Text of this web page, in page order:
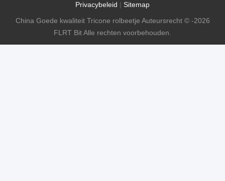
Privacybeleid | Sitemap
China Goede kwaliteit Tricone rolbeetje Auteursrecht © -2026
FLRT Bit Alle rechten voorbehouden.